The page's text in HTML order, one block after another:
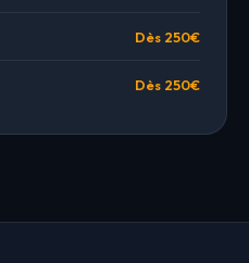
Dès 250€
Dès 250€